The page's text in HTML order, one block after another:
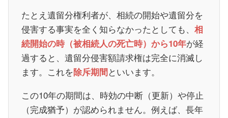
たとえ遺留分権利者が、相続の開始や遺留分を
侵害する事実を全く知らなかったとしても、 相
続開始の時（被相続人の死亡時）から10年が経
過すると、遺留分侵害額請求権は完全に消滅し
ます。これを除斥期間といいます。
この10年の期間は、時効の中断（更新）や停止
（完成猶予）が認められません。例えば、長年